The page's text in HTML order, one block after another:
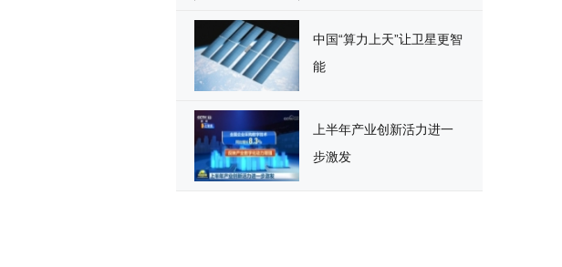
中国“算力上天”让卫星更智
能
上半年产业创新活力进一
步激发